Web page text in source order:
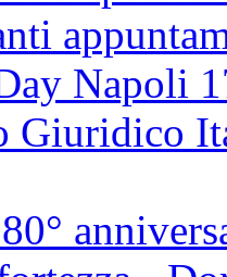
Napoli
Giuridico